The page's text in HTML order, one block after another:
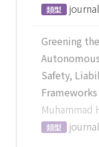
類型
Greening
Safety,
Frameworks
Muhammad
類型